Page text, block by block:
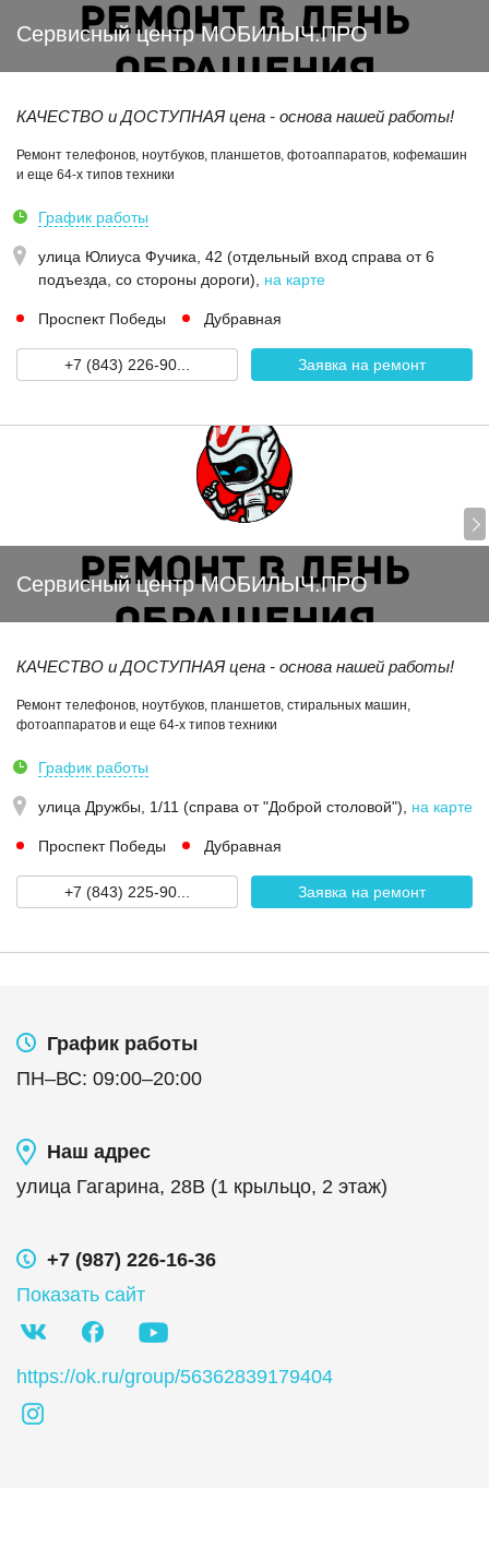
Сервисный центр МОБИЛЫЧ.ПРО
КАЧЕСТВО и ДОСТУПНАЯ цена - основа нашей работы!
Ремонт телефонов, ноутбуков, планшетов, фотоаппаратов, кофемашин
и еще 64-х типов техники
График работы
улица Юлиуса Фучика, 42 (отдельный вход справа от 6
подъезда, со стороны дороги)
на карте
Проспект Победы Дубравная
+7 (843) 226-90... Заявка на ремонт
Сервисный центр МОБИЛЫЧ.ПРО
КАЧЕСТВО и ДОСТУПНАЯ цена - основа нашей работы!
Ремонт телефонов, ноутбуков, планшетов, стиральных машин,
фотоаппаратов и еще 64-х типов техники
График работы
улица Дружбы, 1/11 (справа от "Доброй столовой") на карте
Проспект Победы Дубравная
+7 (843) 225-90... Заявка на ремонт
График работы
ПН–ВС: 09:00–20:00
Наш адрес
улица Гагарина, 28В (1 крыльцо, 2 этаж)
+7 (987) 226-16-36
Показать сайт
https://ok.ru/group/56362839179404